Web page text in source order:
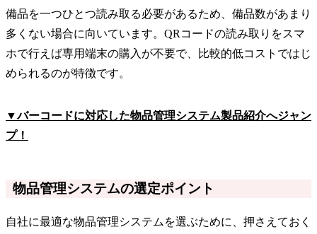
備品を一つひとつ読み取る必要があるため、備品数があまり
多くない場合に向いています。QRコードの読み取りをスマ
ホで行えば専用端末の購入が不要で、比較的低コストではじ
められるのが特徴です。
▼バーコードに対応した物品管理システム製品紹介へジャン
プ！
物品管理システムの選定ポイント
自社に最適な物品管理システムを選ぶために、押さえておく